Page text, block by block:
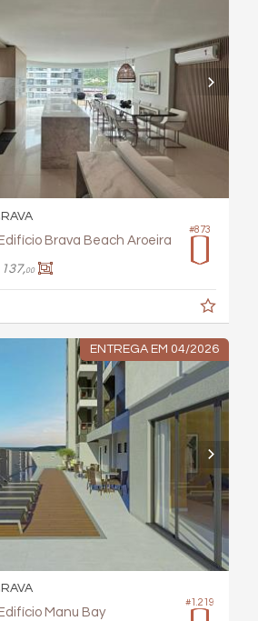
#873
Brava Beach Aroeira
137,00
ENTREGA EM 04/2026
#1.219
Manu Bay